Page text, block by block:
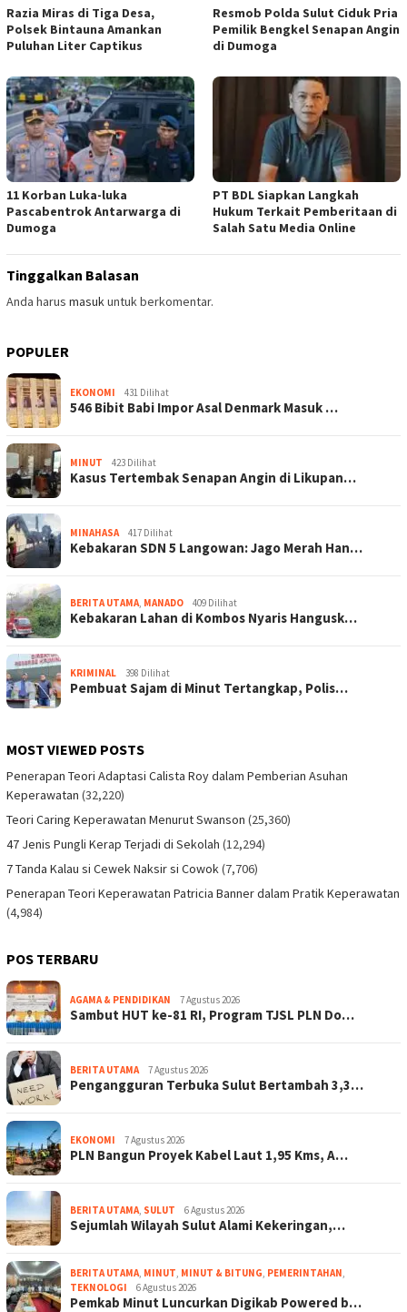
Razia Miras di Tiga Desa,
Polsek Bintauna Amankan
Puluhan Liter Captikus
Resmob Polda Sulut Ciduk Pria
Pemilik Bengkel Senapan Angin
di Dumoga
11 Korban Luka-luka
Pascabentrok Antarwarga di
Dumoga
PT BDL Siapkan Langkah
Hukum Terkait Pemberitaan di
Salah Satu Media Online
Tinggalkan Balasan
Anda harus masukuntuk berkomentar.
POPULER
EKONOMI 431 Dilihat
546 Bibit Babi Impor Asal Denmark Masuk …
MINUT 423 Dilihat
Kasus Tertembak Senapan Angin di Likupan…
MINAHASA 417 Dilihat
Kebakaran SDN 5 Langowan: Jago Merah Han…
BERITA UTAMA MANADO 409 Dilihat
Kebakaran Lahan di Kombos Nyaris Hangusk…
KRIMINAL 398 Dilihat
Pembuat Sajam di Minut Tertangkap, Polis…
MOST VIEWED POSTS
Penerapan Teori Adaptasi Calista Roy dalam Pemberian Asuhan
Keperawatan (32,220)
Teori Caring Keperawatan Menurut Swanson (25,360)
47 Jenis Pungli Kerap Terjadi di Sekolah (12,294)
7 Tanda Kalau si Cewek Naksir si Cowok(7,706)
Penerapan Teori Keperawatan Patricia Banner dalam Pratik Keperawatan
(4,984)
POS TERBARU
AGAMA & PENDIDIKAN 7 Agustus 2026
Sambut HUT ke-81 RI, Program TJSL PLN Do…
BERITA UTAMA 7 Agustus 2026
Pengangguran Terbuka Sulut Bertambah 3,3…
EKONOMI 7 Agustus 2026
PLN Bangun Proyek Kabel Laut 1,95 Kms, A…
BERITA UTAMA SULUT 6 Agustus 2026
Sejumlah Wilayah Sulut Alami Kekeringan,…
BERITA UTAMA MINUT MINUT & BITUNG PEMERINTAHAN
TEKNOLOGI
6 Agustus 2026
Pemkab Minut Luncurkan Digikab Powered b…